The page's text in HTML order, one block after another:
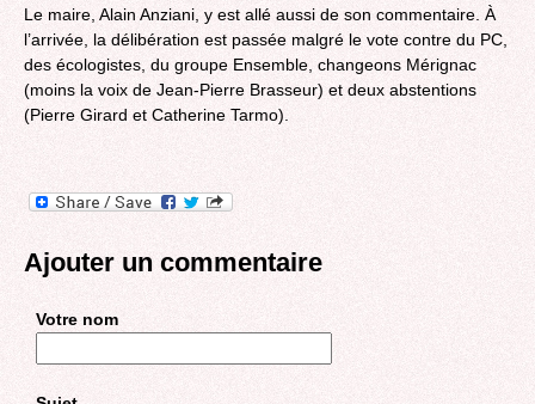
Le maire, Alain Anziani, y est allé aussi de son commentaire. À
l’arrivée, la délibération est passée malgré le vote contre du PC,
des écologistes, du groupe Ensemble, changeons Mérignac
(moins la voix de Jean-Pierre Brasseur) et deux abstentions
(Pierre Girard et Catherine Tarmo).
Ajouter un commentaire
Votre nom